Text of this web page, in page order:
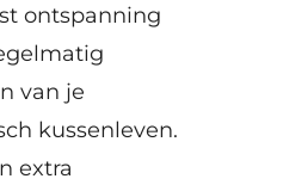
ontspanning
van je
kussenleven.
extra